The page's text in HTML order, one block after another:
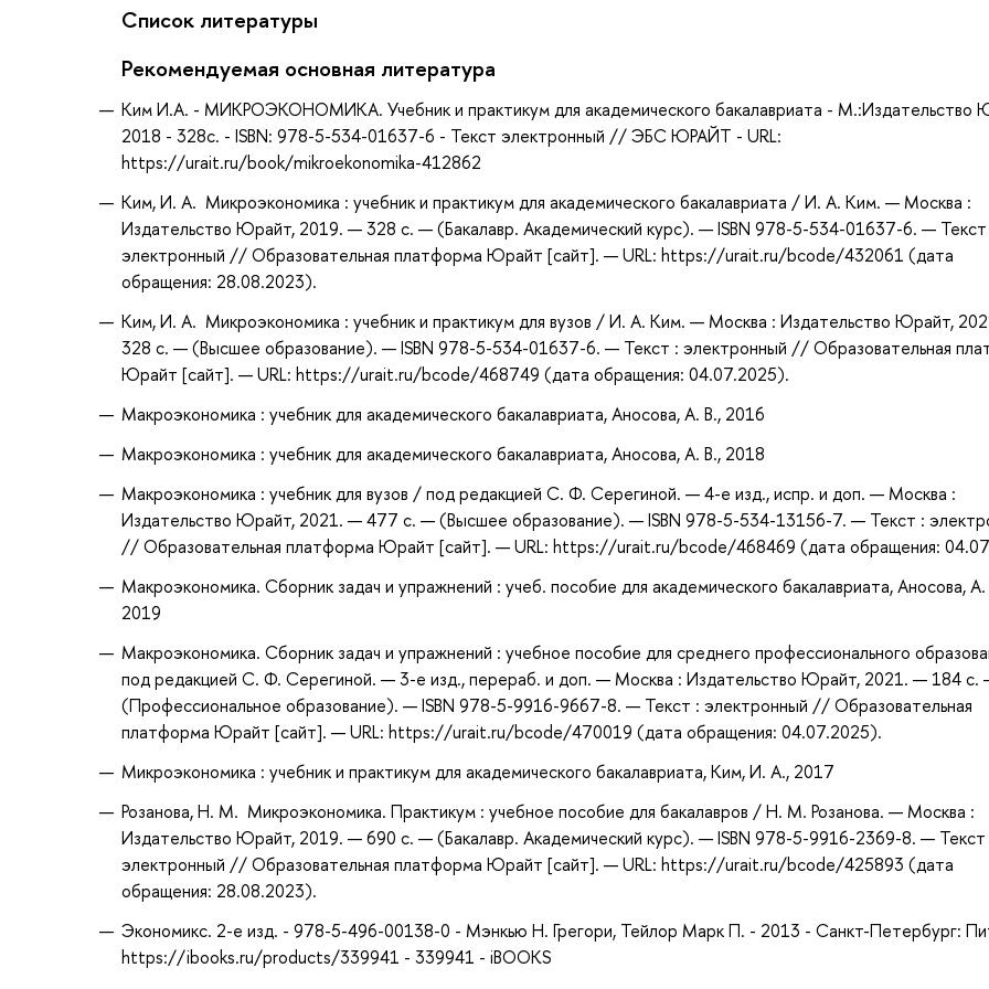
Список литературы
Рекомендуемая основная литература
Ким И.А. - МИКРОЭКОНОМИКА. Учебник и практикум для академического бакалавриата - М.:Издательство
2018 - 328с. - ISBN: 978-5-534-01637-6 - Текст электронный // ЭБС ЮРАЙТ - URL:
https://urait.ru/book/mikroekonomika-412862
Ким, И. А. Микроэкономика : учебник и практикум для академического бакалавриата / И. А. Ким. — Москва :
Издательство Юрайт, 2019. — 328 с. — (Бакалавр. Академический курс). — ISBN 978-5-534-01637-6. — Текст
электронный // Образовательная платформа Юрайт [сайт]. — URL: https://urait.ru/bcode/432061 (дата
обращения: 28.08.2023).
Ким, И. А. Микроэкономика : учебник и практикум для вузов / И. А. Ким. — Москва : Издательство Юрайт,
328 с. — (Высшее образование). — ISBN 978-5-534-01637-6. — Текст : электронный // Образовательная
Юрайт [сайт]. — URL: https://urait.ru/bcode/468749 (дата обращения: 04.07.2025).
Макроэкономика : учебник для академического бакалавриата, Аносова, А. В., 2016
Макроэкономика : учебник для академического бакалавриата, Аносова, А. В., 2018
Макроэкономика : учебник для вузов / под редакцией С. Ф. Серегиной. — 4-е изд., испр. и доп. — Москва :
Издательство Юрайт, 2021. — 477 с. — (Высшее образование). — ISBN 978-5-534-13156-7. — Текст :
// Образовательная платформа Юрайт [сайт]. — URL: https://urait.ru/bcode/468469 (дата обращения:
Макроэкономика. Сборник задач и упражнений : учеб. пособие для академического бакалавриата, Аносова, А.
2019
Макроэкономика. Сборник задач и упражнений : учебное пособие для среднего профессионального
под редакцией С. Ф. Серегиной. — 3-е изд., перераб. и доп. — Москва : Издательство Юрайт, 2021. — 184 с.
(Профессиональное образование). — ISBN 978-5-9916-9667-8. — Текст : электронный // Образовательная
платформа Юрайт [сайт]. — URL: https://urait.ru/bcode/470019 (дата обращения: 04.07.2025).
Микроэкономика : учебник и практикум для академического бакалавриата, Ким, И. А., 2017
Розанова, Н. М. Микроэкономика. Практикум : учебное пособие для бакалавров / Н. М. Розанова. — Москва :
Издательство Юрайт, 2019. — 690 с. — (Бакалавр. Академический курс). — ISBN 978-5-9916-2369-8. — Текст
электронный // Образовательная платформа Юрайт [сайт]. — URL: https://urait.ru/bcode/425893 (дата
обращения: 28.08.2023).
Экономикс. 2-е изд. - 978-5-496-00138-0 - Мэнкью Н. Грегори, Тейлор Марк П. - 2013 - Санкт-Петербург:
https://ibooks.ru/products/339941 - 339941 - iBOOKS